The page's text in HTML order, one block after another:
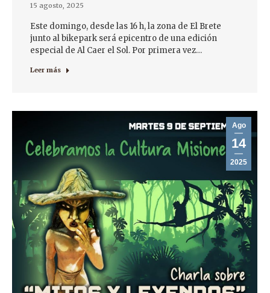
15 agosto, 2025
Este domingo, desde las 16 h, la zona de El Brete
junto al bikepark será epicentro de una edición
especial de Al Caer el Sol. Por primera vez…
Leer más
Ago
14
2025